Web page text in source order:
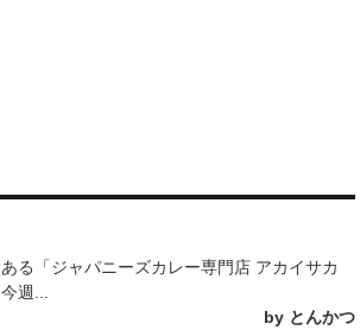
る「ジャパニーズカレー専門店 アカイサカ
週...
by とんかつ